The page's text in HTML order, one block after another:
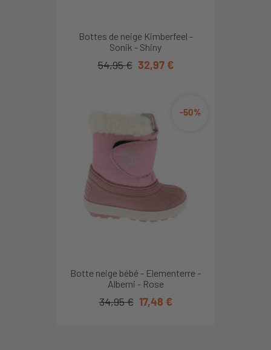
Bottes de neige Kimberfeel -
Sonik - Shiny
54,95 € 32,97 €
Botte neige bébé - Elementerre -
Alberni - Rose
-50%
34,95 € 17,48 €